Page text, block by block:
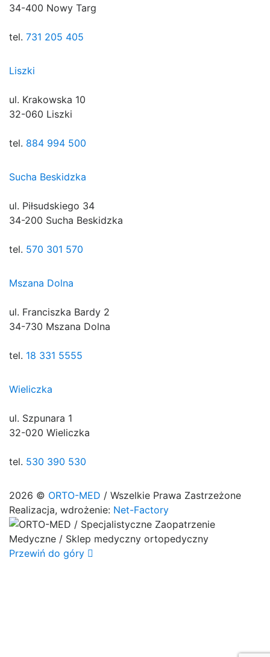
34-400 Nowy Targ
tel. 731 205 405
Liszki
ul. Krakowska 10
32-060 Liszki
tel. 884 994 500
Sucha Beskidzka
ul. Piłsudskiego 34
34-200 Sucha Beskidzka
tel. 570 301 570
Mszana Dolna
ul. Franciszka Bardy 2
34-730 Mszana Dolna
tel. 18 331 5555
Wieliczka
ul. Szpunara 1
32-020 Wieliczka
tel. 530 390 530
2026 © ORTO-MED / Wszelkie Prawa Zastrzeżone
Realizacja, wdrożenie: Net-Factory
Przewiń do góry